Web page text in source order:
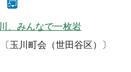
、みんなで一枚岩
〔玉川町会（世田谷区）〕